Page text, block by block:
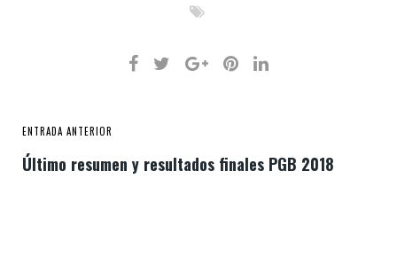
ENTRADA ANTERIOR
Último resumen y resultados finales PGB 2018